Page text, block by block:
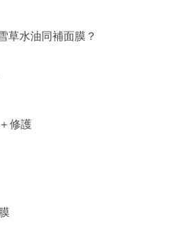
草水油同補面膜？
修護